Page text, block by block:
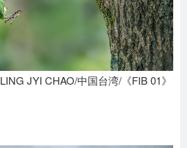
JYI CHAO/中国台湾/《FIB 01》